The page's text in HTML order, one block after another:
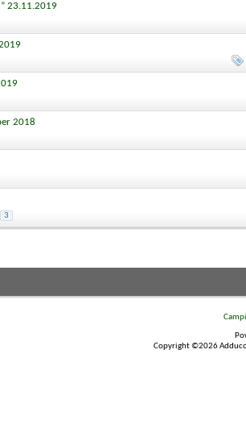
23.11.2019
2018
3
Copyright ©2026